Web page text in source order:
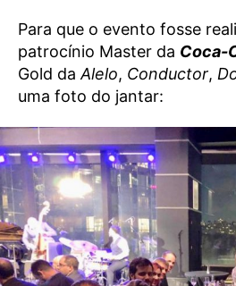
Para que o evento fosse
patrocínio Master da Coca-
Gold da Alelo, Conductor,
uma foto do jantar: